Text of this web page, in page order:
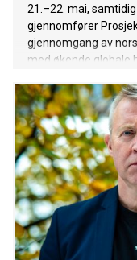
21.–22. mai,
gjennomfører
gjennomgang av
med økende globale
i noen av verdens